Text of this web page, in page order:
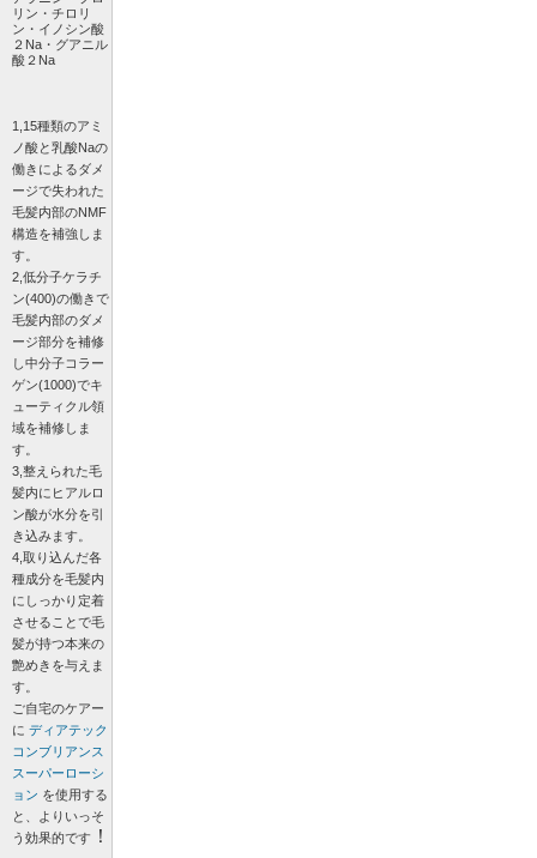
リン・チロリ
ン・イノシン酸
２Na・グアニル
酸２Na
1,15種類のアミ
ノ酸と乳酸Naの
働きによるダメ
ージで失われた
毛髪内部のNMF
構造を補強しま
す。
2,低分子ケラチ
ン(400)の働きで
毛髪内部のダメ
ージ部分を補修
し中分子コラー
ゲン(1000)でキ
ューティクル領
域を補修しま
す。
3,整えられた毛
髪内にヒアルロ
ン酸が水分を引
き込みます。
4,取り込んだ各
種成分を毛髪内
にしっかり定着
させることで毛
髪が持つ本来の
艶めきを与えま
す。
ご自宅のケアー
に ディアテック
コンブリアンス
スーパーローシ
ョン を使用する
と、よりいっそ
う効果的です ！